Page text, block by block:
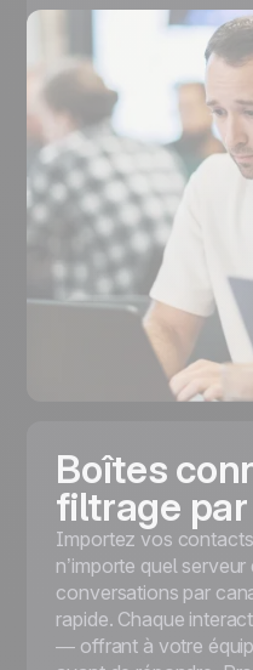
Boîtes
filtrage
Importez vos
n’importe quel
conversations par
rapide. Chaque
— offrant à votre